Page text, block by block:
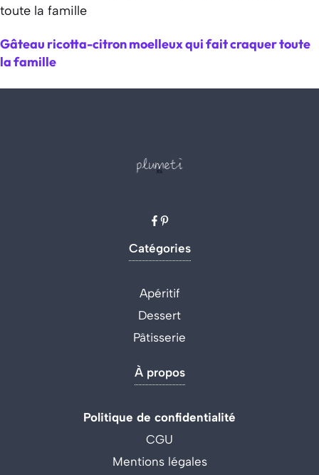
Gâteau ricotta-citron moelleux qui fait craquer toute
la famille
Catégories
Apéritif
Dessert
Pâtisserie
À propos
Politique de confidentialité
CGU
Mentions légales